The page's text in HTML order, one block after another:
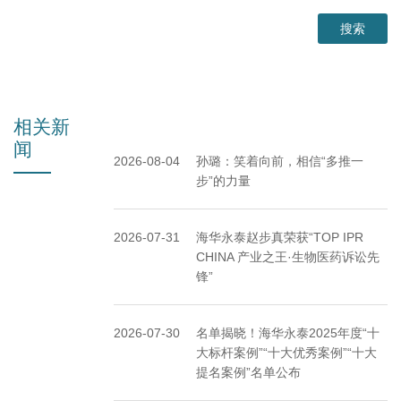
相关新
闻
2026-08-04
孙璐：笑着向前，相信“多推一
步”的力量
2026-07-31
海华永泰赵步真荣获“TOP IPR
CHINA 产业之王·生物医药诉讼先
锋”
2026-07-30
名单揭晓！海华永泰2025年度“十
大标杆案例”“十大优秀案例”“十大
提名案例”名单公布